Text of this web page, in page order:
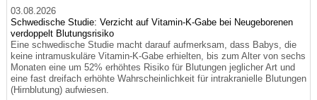
03.08.2026
Schwedische Studie: Verzicht auf Vitamin-K-Gabe bei Neugeborenen
verdoppelt Blutungsrisiko
Eine schwedische Studie macht darauf aufmerksam, dass Babys, die
keine intramuskuläre Vitamin-K-Gabe erhielten, bis zum Alter von sechs
Monaten eine um 52% erhöhtes Risiko für Blutungen jeglicher Art und
eine fast dreifach erhöhte Wahrscheinlichkeit für intrakranielle Blutungen
(Hirnblutung) aufwiesen.